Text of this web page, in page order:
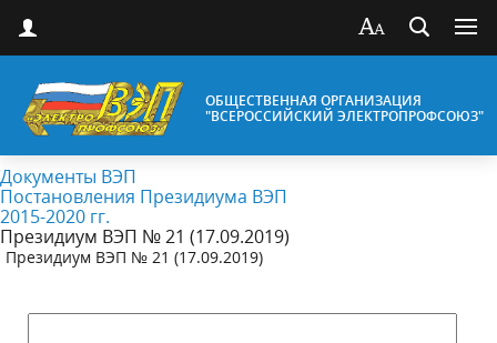
ОБЩЕСТВЕННАЯ ОРГАНИЗАЦИЯ
"ВСЕРОССИЙСКИЙ ЭЛЕКТРОПРОФСОЮЗ"
Документы ВЭП
Постановления Президиума ВЭП
2015-2020 гг.
Президиум ВЭП № 21 (17.09.2019)
Президиум ВЭП № 21 (17.09.2019)